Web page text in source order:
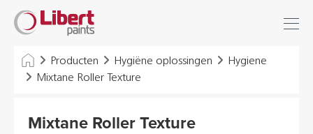
Libert
Paints Producten Hygiëne oplossingen
Hygiene
Mixtane Roller Texture
Mixtane Roller Texture
Zoek
INDUSTRIE
VLOEREN